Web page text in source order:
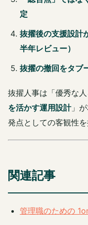
定
抜擢後の支援設計
半年レビュー）
抜擢の撤回をタブ
抜擢人事は「優秀な
を活かす運用設計」
発点としての客観性
関連記事
管理職のための